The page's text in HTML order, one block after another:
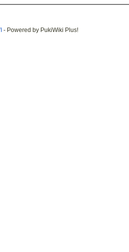
- Powered by PukiWiki Plus!